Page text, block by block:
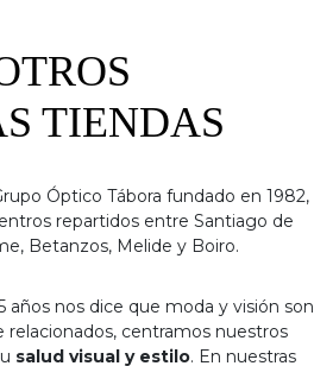
TIENDAS
Óptico Tábora fundado en 1982,
repartidos entre Santiago de
Betanzos, Melide y Boiro.
años nos dice que moda y visión son
centramos nuestros
salud visual y estilo. En nuestras